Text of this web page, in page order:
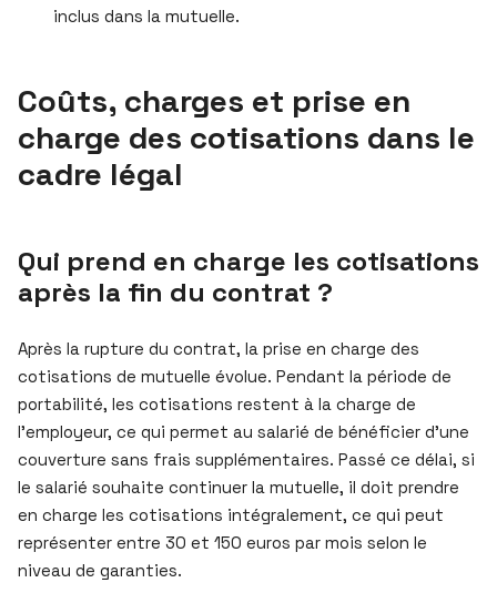
inclus dans la mutuelle.
Coûts, charges et prise en
charge des cotisations dans le
cadre légal
Qui prend en charge les cotisations
après la fin du contrat ?
Après la rupture du contrat, la prise en charge des
cotisations de mutuelle évolue. Pendant la période de
portabilité, les cotisations restent à la charge de
l’employeur, ce qui permet au salarié de bénéficier d’une
couverture sans frais supplémentaires. Passé ce délai, si
le salarié souhaite continuer la mutuelle, il doit prendre
en charge les cotisations intégralement, ce qui peut
représenter entre 30 et 150 euros par mois selon le
niveau de garanties.